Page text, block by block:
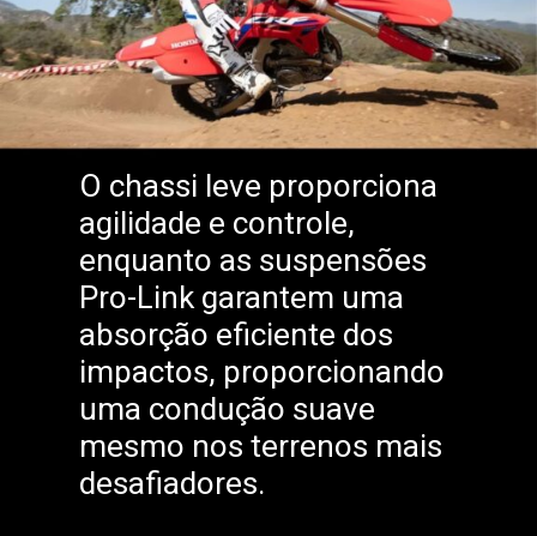
O chassi leve proporciona
agilidade e controle,
enquanto as suspensões
Pro-Link garantem uma
absorção eficiente dos
impactos, proporcionando
uma condução suave
mesmo nos terrenos mais
desafiadores.